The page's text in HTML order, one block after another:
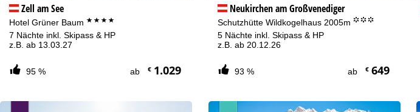
Zell am See
Hotel Grüner Baum ****
7 Nächte inkl. Skipass & HP
z.B. ab 13.03.27
95 % ab €1.029
Neukirchen am Großvenediger
Schutzhütte Wildkogelhaus 2005m °°°
5 Nächte inkl. Skipass & HP
z.B. ab 20.12.26
93 % ab €649